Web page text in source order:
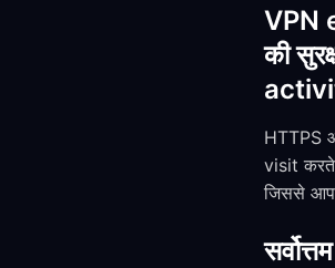
VPN
की
HTTPS
visit
जिससे